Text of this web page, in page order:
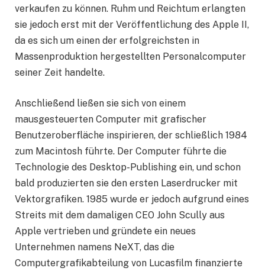
verkaufen zu können. Ruhm und Reichtum erlangten
sie jedoch erst mit der Veröffentlichung des Apple II,
da es sich um einen der erfolgreichsten in
Massenproduktion hergestellten Personalcomputer
seiner Zeit handelte.
Anschließend ließen sie sich von einem
mausgesteuerten Computer mit grafischer
Benutzeroberfläche inspirieren, der schließlich 1984
zum Macintosh führte. Der Computer führte die
Technologie des Desktop-Publishing ein, und schon
bald produzierten sie den ersten Laserdrucker mit
Vektorgrafiken. 1985 wurde er jedoch aufgrund eines
Streits mit dem damaligen CEO John Scully aus
Apple vertrieben und gründete ein neues
Unternehmen namens NeXT, das die
Computergrafikabteilung von Lucasfilm finanzierte